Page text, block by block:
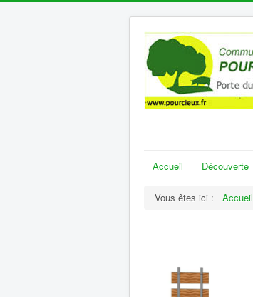
Accueil Découverte
Vous êtes ici : Accueil